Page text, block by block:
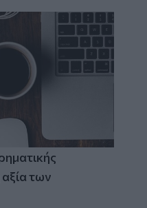
των